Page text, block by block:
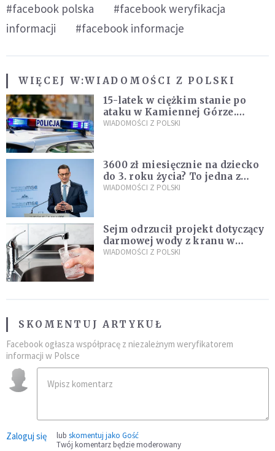
#facebook polska
#facebook weryfikacja
informacji
#facebook informacje
WIĘCEJ W:WIADOMOŚCI Z POLSKI
15-latek w ciężkim stanie po
ataku w Kamiennej Górze.
Policja zatrzymała dwóch
WIADOMOŚCI Z POLSKI
3600 zł miesięcznie na dziecko
do 3. roku życia? To jedna z
propozycji programu "Rozwój
WIADOMOŚCI Z POLSKI
Sejm odrzucił projekt dotyczący
darmowej wody z kranu w
restauracjach
WIADOMOŚCI Z POLSKI
SKOMENTUJ ARTYKUŁ
Facebook ogłasza współpracę z niezależnym weryfikatorem
informacji w Polsce
Zaloguj się lub skomentuj jako Gość
Twój komentarz będzie moderowany